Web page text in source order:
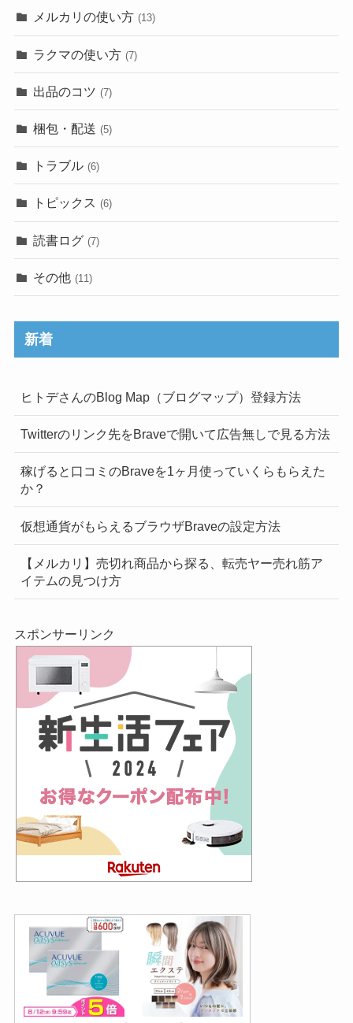
メルカリの使い方 (13)
ラクマの使い方 (7)
出品のコツ (7)
梱包・配送 (5)
トラブル (6)
トピックス (6)
読書ログ (7)
その他 (11)
新着
ヒトデさんのBlog Map（ブログマップ）登録方法
Twitterのリンク先をBraveで開いて広告無しで見る方法
稼げると口コミのBraveを1ヶ月使っていくらもらえた
か？
仮想通貨がもらえるブラウザBraveの設定方法
【メルカリ】売切れ商品から探る、転売ヤー売れ筋ア
イテムの見つけ方
スポンサーリンク